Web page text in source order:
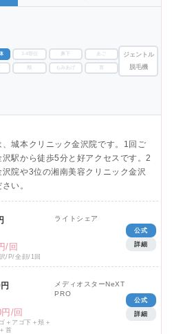
3-4部位 鼻下 あご
もみあげ
ジェントル
脱毛機
城本クリニック金沢院です。1回ご
駅から徒歩5分と好アクセスです。2
院や3位の湘南美容クリニック金沢
い。
/回
/P/全顔/1回
ライトシェア
公式
詳細
/回
＋アゴ下＋頬＋
首
メディオスターNeXT
PRO
公式
詳細